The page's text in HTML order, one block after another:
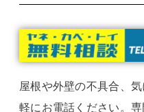
屋根や外壁の不具合、
軽にお電話ください。